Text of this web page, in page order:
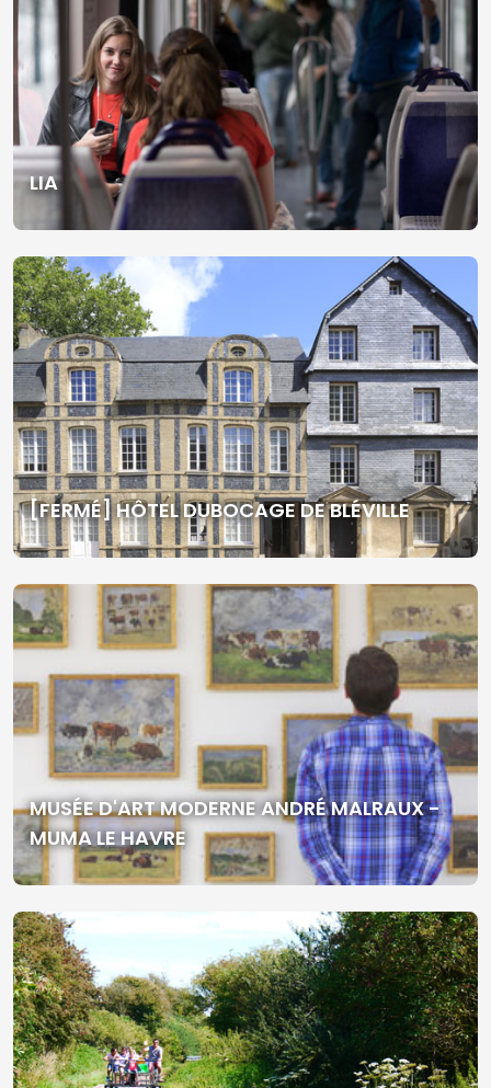
LIA
[FERMÉ] HÔTEL DUBOCAGE DE BLÉVILLE
MUSÉE D'ART MODERNE ANDRÉ MALRAUX -
MUMA LE HAVRE